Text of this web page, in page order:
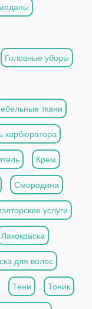
Головные уборы
ткани
карбюратора
Крем
Смородина
услуги
Лакокраска
для волос
Тени Тоник